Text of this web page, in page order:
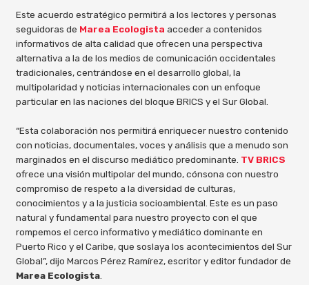
Este acuerdo estratégico permitirá a los lectores y personas
seguidoras de Marea Ecologista acceder a contenidos
informativos de alta calidad que ofrecen una perspectiva
alternativa a la de los medios de comunicación occidentales
tradicionales, centrándose en el desarrollo global, la
multipolaridad y noticias internacionales con un enfoque
particular en las naciones del bloque BRICS y el Sur Global.
“Esta colaboración nos permitirá enriquecer nuestro contenido
con noticias, documentales, voces y análisis que a menudo son
marginados en el discurso mediático predominante. TV BRICS
ofrece una visión multipolar del mundo, cónsona con nuestro
compromiso de respeto a la diversidad de culturas,
conocimientos y a la justicia socioambiental. Este es un paso
natural y fundamental para nuestro proyecto con el que
rompemos el cerco informativo y mediático dominante en
Puerto Rico y el Caribe, que soslaya los acontecimientos del Sur
Global”, dijo Marcos Pérez Ramírez, escritor y editor fundador de
Marea Ecologista.